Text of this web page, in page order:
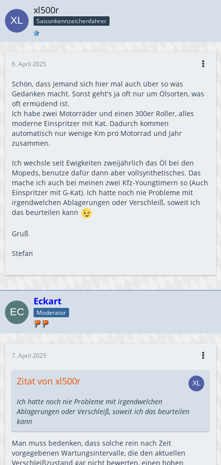
xl500r
Saisonkennzeichenfahrer
6. April 2025
Schön, dass jemand sich hier mal auch über so was
Gedanken macht. Sonst geht's ja oft nur um Ölsorten, was
oft ermüdend ist.
Ich habe zwei Motorräder und einen 300er Roller, alles
moderne Einspritzer mit Kat. Dadurch kommen
automatisch nur wenige Km pro Motorrad und Jahr
zusammen.
Ich wechsle seit Ewigkeiten zweijährlich das Öl bei den
Mopeds, benutze dafür dann aber vollsynthetisches. Das
mache ich auch bei meinen zwei Kfz-Youngtimern so (Auch
Einspritzer mit G-Kat). Ich hatte noch nie Probleme mit
irgendwelchen Ablagerungen oder Verschleiß, soweit ich
das beurteilen kann
Gruß
Stefan
Eckart
Moderator
7. April 2025
Zitat von xl500r
Ich hatte noch nie Probleme mit irgendwelchen
Ablagerungen oder Verschleiß, soweit ich das beurteilen
kann
Man muss bedenken, dass solche rein nach Zeit
vorgegebenen Wartungsintervalle, die den aktuellen
Verschleißzustand gar nicht bewerten, einen hohen